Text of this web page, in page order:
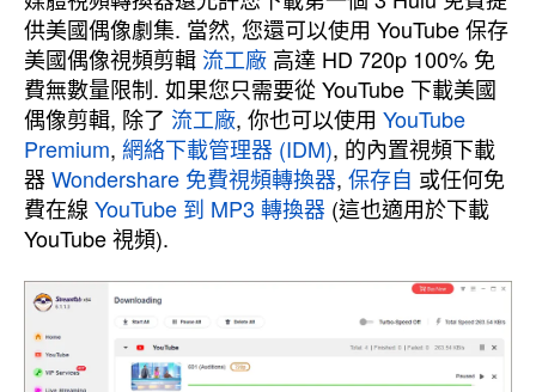
供美國偶像劇集. 當然, 您還可以使用 YouTube 保存
美國偶像視頻剪輯 流工廠 高達 HD 720p 100% 免
費無數量限制. 如果您只需要從 YouTube 下載美國
偶像剪輯, 除了 流工廠, 你也可以使用 YouTube
Premium, 網絡下載管理器 (IDM), 的內置視頻下載
器 Wondershare 免費視頻轉換器, 保存自 或任何免
費在線 YouTube 到 MP3 轉換器 (這也適用於下載
YouTube 視頻).